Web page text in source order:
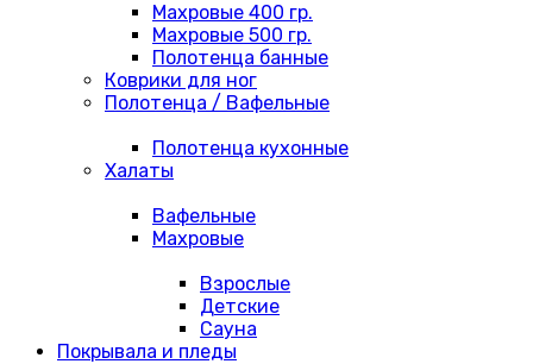
Махровые 400 гр.
Махровые 500 гр.
Полотенца банные
Коврики для ног
Полотенца / Вафельные
Полотенца кухонные
Халаты
Вафельные
Махровые
Взрослые
Детские
Сауна
Покрывала и пледы